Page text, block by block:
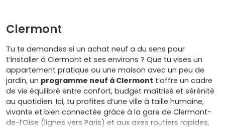
Clermont
Tu te demandes si un achat neuf a du sens pour
t’installer à Clermont et ses environs ? Que tu vises un
appartement pratique ou une maison avec un peu de
jardin, un programme neuf à Clermont t’offre un cadre
de vie équilibré entre confort, budget maîtrisé et sérénité
au quotidien. Ici, tu profites d’une ville à taille humaine,
vivante et bien connectée grâce à la gare de Clermont-
de-l’Oise (lignes vers Paris) et aux axes routiers rapides,
tout en restant proche de communes dynamiques